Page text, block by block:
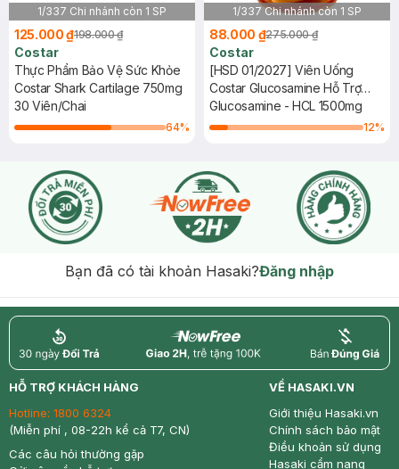
1/337 Chi nhánh còn 1 SP
125.000 ₫198.000 ₫
Costar
Thực Phẩm Bảo Vệ Sức Khỏe
Costar Shark Cartilage 750mg
30 Viên/Chai
64%
1/337 Chi nhánh còn 1 SP
88.000 ₫275.000 ₫
Costar
[HSD 01/2027] Viên Uống
Costar Glucosamine Hỗ Trợ
Xương Khớp 30 Viên
Glucosamine - HCL 1500mg
12%
Bạn đã có tài khoản Hasaki?Đăng nhập
return nowfree price
HỖ TRỢ KHÁCH HÀNG
Hotline: 1800 6324
(Miễn phí , 08-22h kể cả T7, CN)
Các câu hỏi thường gặp
VỀ HASAKI.VN
Giới thiệu Hasaki.vn
Chính sách bảo mật
Điều khoản sử dụng
Hasaki cẩm nang